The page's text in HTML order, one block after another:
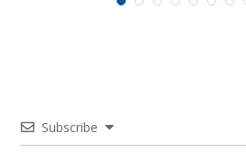
Subscribe